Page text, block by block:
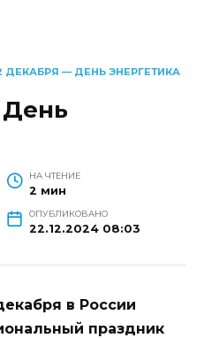
ДЕКАБРЯ — ДЕНЬ ЭНЕРГЕТИКА
НА ЧТЕНИЕ
2 мин
ОПУБЛИКОВАНО
22.12.2024 08:03
в России
праздник